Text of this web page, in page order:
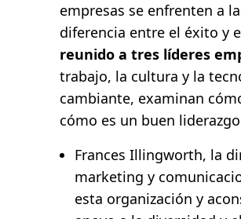
empresas se enfrenten a
diferencia entre el éxito y
reunido a tres líderes
trabajo, la cultura y la
cambiante, examinan
cómo es un buen
Frances Illingworth, la
marketing y
esta organización y